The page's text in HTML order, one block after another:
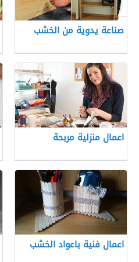
صناعة يدوية من الخشب
اعمال منزلية مربحة
اعمال فنية باعواد الخشب